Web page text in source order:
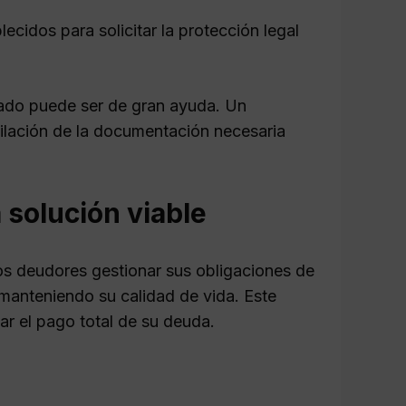
para solicitar la protección legal
puede ser de gran ayuda. Un
de la documentación necesaria
solución viable
deudores gestionar sus obligaciones de
su calidad de vida. Este
el pago total de su deuda.